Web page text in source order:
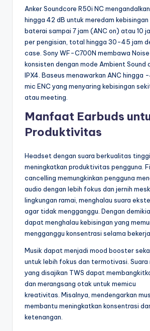
Anker Soundcore R50i NC
hingga 42 dB untuk meredam
baterai sampai 7 jam (ANC on) atau 10
per pengisian, total hingga 30-45 jam
case. Sony WF-C700N membawa
konsisten dengan mode Ambient Sound
IPX4. Baseus menawarkan ANC hingga
mic ENC yang menyaring kebisingan
atau meeting.
Manfaat Earbuds
Produktivitas
Headset dengan suara berkualitas
meningkatkan produktivitas pengguna.
cancelling memungkinkan pengguna
audio dengan lebih fokus dan jernih
lingkungan ramai, menghalau suara
agar tidak mengganggu. Dengan
dapat menghalau kebisingan yang
mengganggu konsentrasi selama bekerja.
Musik dapat menjadi mood booster
untuk lebih fokus dan termotivasi.
yang disajikan TWS dapat
dan merangsang otak untuk memicu
kreativitas. Misalnya, mendengarkan
membantu meningkatkan konsentrasi
ketenangan.